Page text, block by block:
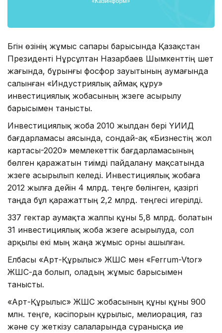
Бүгін өзінің жұмыс сапары барысында Қазақстан
Президенті Нұрсұлтан Назарбаев Шымкенттің шет
жағында, бұрынғы фосфор зауытының аумағында
салынған «Индустриялық аймақ құру»
инвестициялық жобасының жүзеге асырылу
барысымен танысты.
Инвестициялық жоба 2010 жылдан бері ҮИИД
бағдарламасы аясында, сондай-ақ «Бизнестің жол
картасы-2020» мемлекеттік бағдарламасының
бөлген қаражатын тиімді пайдалану мақсатында
жүзеге асырылып келеді. Инвестициялық жобаға
2012 жылға дейін 4 млрд. теңге бөлінген, қазіргі
таңда бұл қаражаттың 2,2 млрд. теңгесі игерілді.
337 гектар аумақта жалпы құны 5,8 млрд. болатын
31 инвестициялық жоба жүзеге асырылуда, сол
арқылы екі мың жаңа жұмыс орны ашылған.
Елбасы «Арт-Құрылыс» ЖШС мен «Ferrum-Vtor»
ЖШС-да болып, оладың жұмыс барысымен
танысты.
«Арт-Құрылыс» ЖШС жобасының құны құны 900
млн. теңге, кәсіпорын құрылыс, мелиорация, газ
және су жеткізу салаларында сұранысқа ие